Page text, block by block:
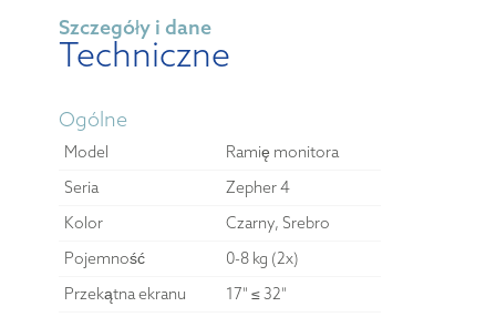
Szczegóły i dane
Techniczne
Ogólne
Model
Ramię monitora
Seria
Zepher 4
Kolor
Czarny, Srebro
Pojemność
0-8 kg (2x)
Przekątna ekranu
17" ≤ 32"